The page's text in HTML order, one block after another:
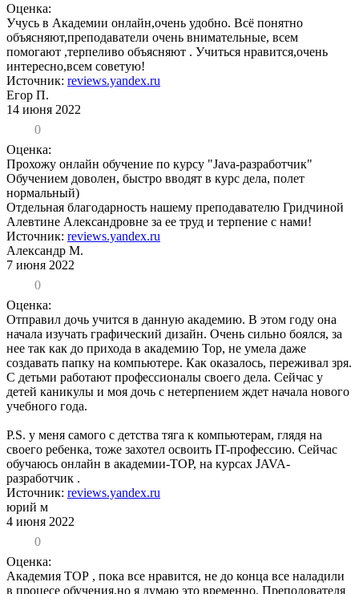
Оценка:
Учусь в Академии онлайн,очень удобно. Всё понятно
объясняют,преподаватели очень внимательные, всем
помогают ,терпеливо объясняют . Учиться нравится,очень
интересно,всем советую!
Источник: reviews.yandex.ru
Егор П.
14 июня 2022
0
Оценка:
Прохожу онлайн обучение по курсу "Java-разработчик"
Обучением доволен, быстро вводят в курс дела, полет
нормальный)
Отдельная благодарность нашему преподавателю Гридчиной
Алевтине Александровне за ее труд и терпение с нами!
Источник: reviews.yandex.ru
Александр М.
7 июня 2022
0
Оценка:
Отправил дочь учится в данную академию. В этом году она
начала изучать графический дизайн. Очень сильно боялся, за
нее так как до прихода в академию Top, не умела даже
создавать папку на компьютере. Как оказалось, переживал зря.
С детьми работают профессионалы своего дела. Сейчас у
детей каникулы и моя дочь с нетерпением ждет начала нового
учебного года.
P.S. у меня самого с детства тяга к компьютерам, глядя на
своего ребенка, тоже захотел освоить IT-профессию. Сейчас
обучаюсь онлайн в академии-TOP, на курсах JAVA-
разработчик .
Источник: reviews.yandex.ru
юрий м
4 июня 2022
0
Оценка:
Академия ТОР , пока все нравится, не до конца все наладили
в процесе обучения,но я думаю это временно. Преподователя